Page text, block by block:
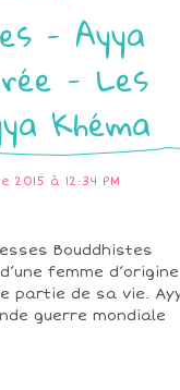
- Ayya
- Les
Khéma
2015 à 12:34 PM
Bouddhistes
femme d’origine
partie de sa vie.
guerre mondiale